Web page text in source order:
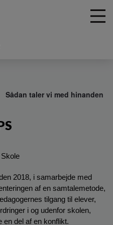
Sådan taler vi med hinanden
2018, i samarbejde med
af en samtalemetode,
tilgang til elever,
i og udenfor skolen,
del af en konflikt.